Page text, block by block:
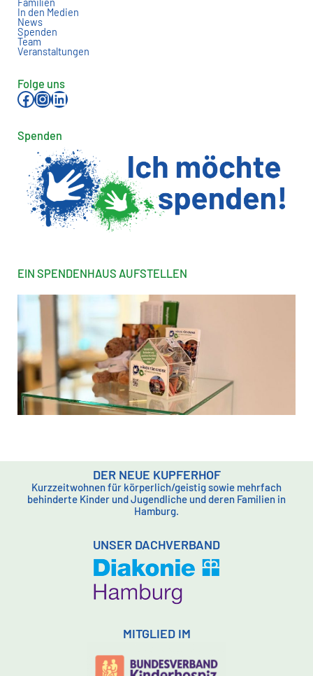
In den Medien
News
Spenden
Team
Veranstaltungen
Folge uns
Facebook InstagramLinkedIn
Spenden
EIN SPENDENHAUS AUFSTELLEN
DER NEUE KUPFERHOF
Kurzzeitwohnen für körperlich/geistig sowie mehrfach
behinderte Kinder und Jugendliche und deren Familien in
Hamburg.
UNSER DACHVERBAND
MITGLIED IM